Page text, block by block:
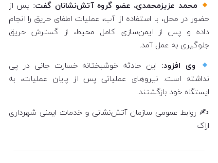
محمد عزیزمحمدی، عضو گروه آتش‌نشانان گفت: پس از
حضور در محل، با استفاده از آب، عملیات اطفای حریق را انجام
داده و پس از ایمن‌سازی کامل محیط، از گسترش حریق
جلوگیری به عمل آمد.
وی افزود: این حادثه خوشبختانه خسارت جانی در پی
نداشته است. نیروهای عملیاتی پس از پایان عملیات، به
ایستگاه خود بازگشتند.
✍️ روابط عمومی سازمان آتش‌نشانی و خدمات ایمنی شهرداری
اراک